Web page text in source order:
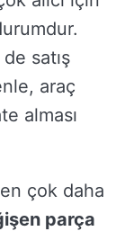
de satış
araç
alması
çok daha
parça